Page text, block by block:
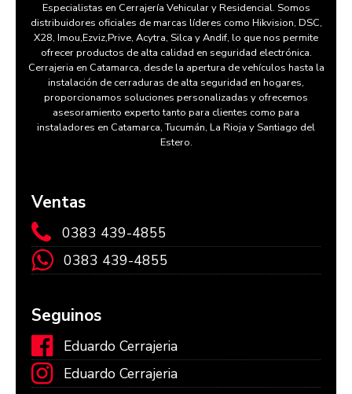
Especialistas en Cerrajería Vehicular y Residencial. Somos
distribuidores oficiales de marcas líderes como Hikvision, DSC,
X28, Imou,Ezviz,Prive, Acytra, Silca y Andif, lo que nos permite
ofrecer productos de alta calidad en seguridad electrónica.
Cerrajeria en Catamarca, desde la apertura de vehículos hasta la
instalación de cerraduras de alta seguridad en hogares,
proporcionamos soluciones personalizadas y ofrecemos
asesoramiento experto tanto para clientes como para
instaladores en Catamarca, Tucumán, La Rioja y Santiago del
Estero.
Ventas
0383 439-4855
0383 439-4855
Seguinos
Eduardo Cerrajeria
Eduardo Cerrajeria